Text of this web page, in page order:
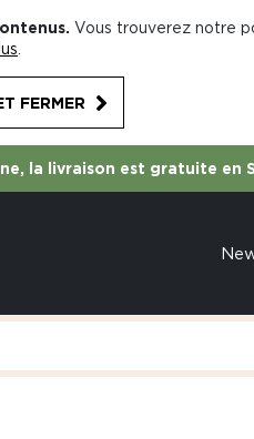
Vous trouverez notre
FERMER
la livraison est gratuite en